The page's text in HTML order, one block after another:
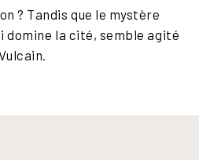
? Tandis que le mystère
domine la cité, semble agité